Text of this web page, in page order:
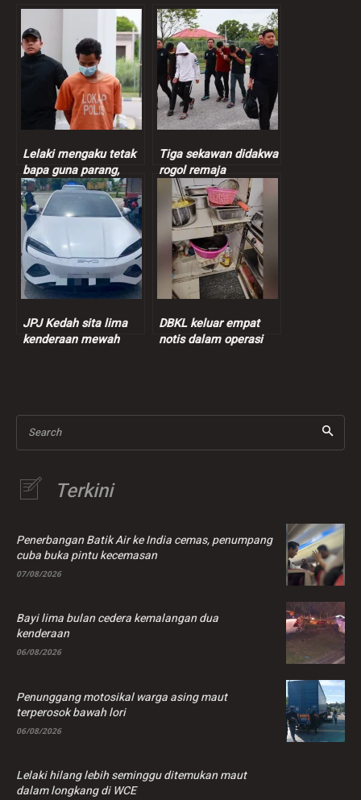
Lelaki mengaku tetak
bapa guna parang,
bakar dua kenderaan
Tiga sekawan didakwa
rogol remaja
perempuan 13 tahun
JPJ Kedah sita lima
kenderaan mewah
DBKL keluar empat
notis dalam operasi
Search
Terkini
Penerbangan Batik Air ke India cemas, penumpang
cuba buka pintu kecemasan
07/08/2026
Bayi lima bulan cedera kemalangan dua
kenderaan
06/08/2026
Penunggang motosikal warga asing maut
terperosok bawah lori
06/08/2026
Lelaki hilang lebih seminggu ditemukan maut
dalam longkang di WCE